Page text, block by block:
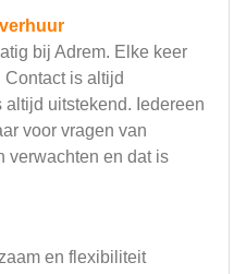
bij Adrem. Elke keer
Contact is altijd
uitstekend. Iedereen
voor vragen van
verwachten en dat is
en flexibiliteit